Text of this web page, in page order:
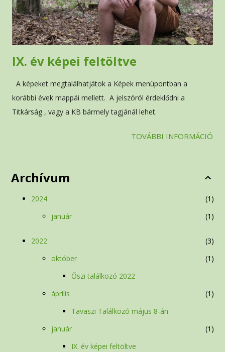
IX. év képei feltöltve
A képeket megtalálhatjátok a Képek menüpontban a
korábbi évek mappái mellett. A jelszóról érdeklődni a
Titkárság , vagy a KB bármely tagjánál lehet.
TOVÁBBI INFORMÁCIÓ
Archívum
2024
1
január
1
2022
3
október
1
Őszi találkozó 2022
április
1
Tavaszi Találkozó május 8-án
január
1
IX. év képei feltöltve